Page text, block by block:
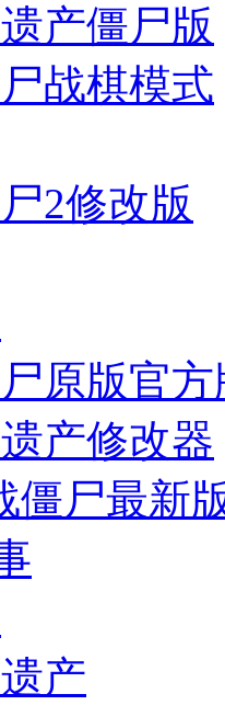
产僵尸版
战棋模式
2修改版
原版官方
产修改器
僵尸最新
产